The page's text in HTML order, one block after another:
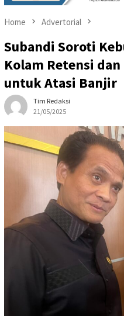
Home Advertorial
Subandi Soroti
Kolam Retensi
untuk Atasi Banjir
Tim Redaksi
21/05/2025